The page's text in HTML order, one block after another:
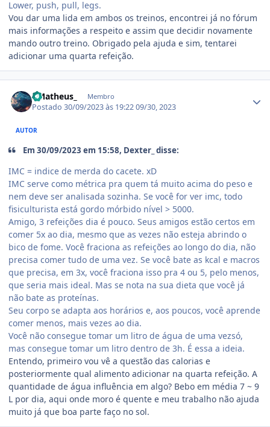
Lower, push, pull, legs.
Vou dar uma lida em ambos os treinos, encontrei já no fórum
mais informações a respeito e assim que decidir novamente
mando outro treino. Obrigado pela ajuda e sim, tentarei
adicionar uma quarta refeição.
- Matheus_ Membro
Postado30/09/2023 às 19:2209/30, 2023
AUTOR
Em 30/09/2023 em 15:58, Dexter_ disse:
IMC = indice de merda do cacete. xD
IMC serve como métrica pra quem tá muito acima do peso e
nem deve ser analisada sozinha. Se você for ver imc, todo
fisiculturista está gordo mórbido nível > 5000.
Amigo, 3 refeições dia é pouco. Seus amigos estão certos em
comer 5x ao dia, mesmo que as vezes não esteja abrindo o
bico de fome. Você fraciona as refeições ao longo do dia, não
precisa comer tudo de uma vez. Se você bate as kcal e macros
que precisa, em 3x, você fraciona isso pra 4 ou 5, pelo menos,
que seria mais ideal. Mas se nota na sua dieta que você já
não bate as proteínas.
Seu corpo se adapta aos horários e, aos poucos, você aprende
comer menos, mais vezes ao dia.
Você não consegue tomar um litro de água de uma vezsó,
mas consegue tomar um litro dentro de 3h. É essa a ideia.
Entendo, primeiro vou vê a questão das calorias e
posteriormente qual alimento adicionar na quarta refeição. A
quantidade de água influência em algo? Bebo em média 7 ~ 9
L por dia, aqui onde moro é quente e meu trabalho não ajuda
muito já que boa parte faço no sol.